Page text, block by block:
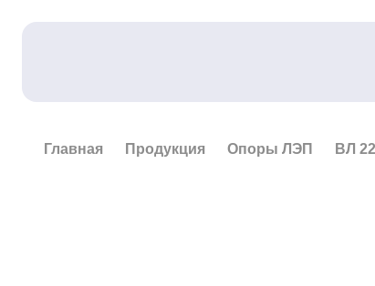
Главная Продукция Опоры ЛЭП ВЛ